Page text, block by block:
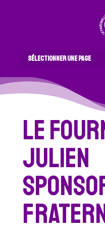
Sélectionner une page
Le
Julien